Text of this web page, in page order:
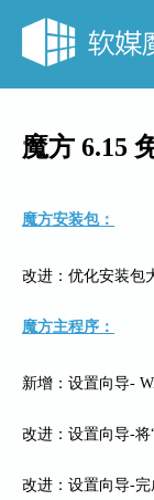
魔方 6.15
魔方安装包：
改进：优化安装包
魔方主程序：
新增：设置向导-
改进：设置向导-
改进：设置向导-完